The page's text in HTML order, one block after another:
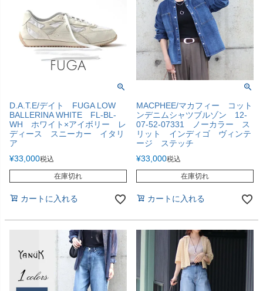
D.A.T.E/デイト FUGA LOW
BALLERINA WHITE FL-BL-
WH ホワイト×アイボリー レ
ディース スニーカー イタリ
ア
¥33,000税込
在庫切れ
カートに入れる
MACPHEE/マカフィー コット
ンデニムシャツブルゾン 12-
07-52-07331 ノーカラー ス
リット インディゴ ヴィンテ
ージ ステッチ
¥33,000税込
在庫切れ
カートに入れる